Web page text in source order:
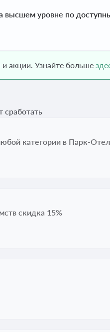
высшем уровне по
акции. Узнайте больше
сработать
категории в Парк-
скидка 15%